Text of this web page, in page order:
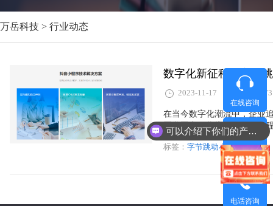
万岳科技 > 行业动态
数字化新征程：字节
2023-11-17 973
在当今数字化潮流中，企业
开发平台，作为数字化新征
慧化升级的征途中腾飞。
标签： 字节跳动小程序开发
在线咨询
微信咨询
电话咨询
可以介绍下你们的产品么？